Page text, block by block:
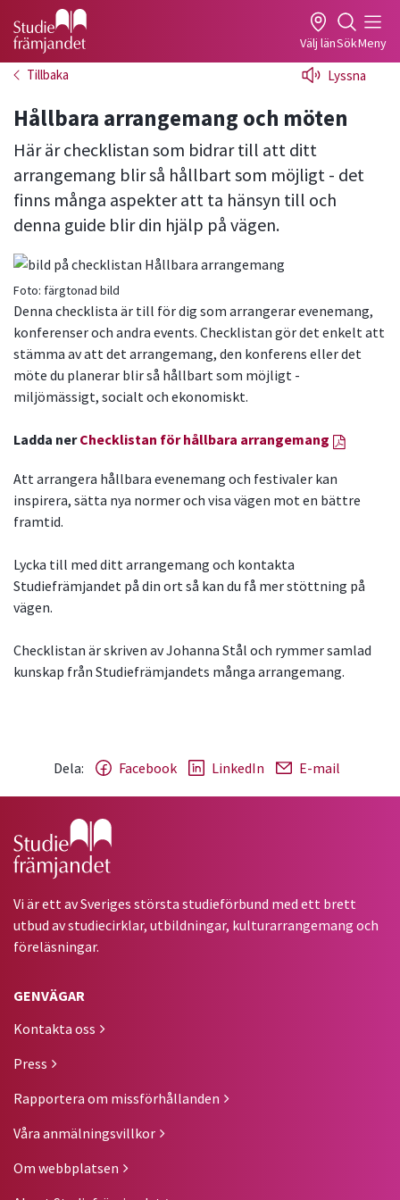
Gå till studiefrämjandets startsida Välj länSökMeny
Tillbaka Lyssna
Hållbara arrangemang och möten
Här är checklistan som bidrar till att ditt
arrangemang blir så hållbart som möjligt - det
finns många aspekter att ta hänsyn till och
denna guide blir din hjälp på vägen.
Foto: färgtonad bild
Denna checklista är till för dig som arrangerar evenemang,
konferenser och andra events. Checklistan gör det enkelt att
stämma av att detarrangemang, den konferens eller det
möte du planerar blir så hållbart som möjligt -
miljömässigt, socialt och ekonomiskt.
Ladda nerChecklistan för hållbara arrangemang
Att arrangera hållbara evenemang och festivaler kan
inspirera, sätta nya normer och visa vägen mot en bättre
framtid.
Lycka till med ditt arrangemang och kontakta
Studiefrämjandet på din ort så kan du få mer stöttning på
vägen.
Checklistan är skriven av Johanna Stål och rymmer samlad
kunskap från Studiefrämjandets många arrangemang.
Dela: Facebook LinkedIn E-mail
Gå till studiefrämjandets startsida
Vi är ett av Sveriges största studieförbund med ett brett
utbud av studiecirklar, utbildningar, kulturarrangemang och
föreläsningar.
GENVÄGAR
Kontakta oss
Press
Rapportera om missförhållanden
Våra anmälningsvillkor
Om webbplatsen